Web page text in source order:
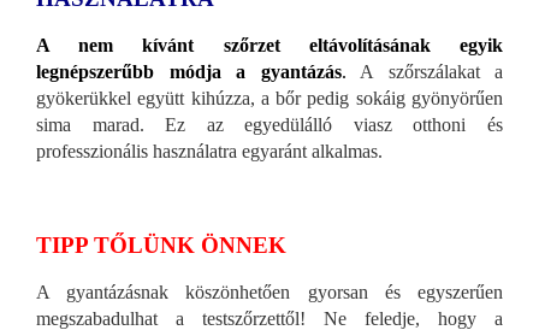
A nem kívánt szőrzet eltávolításának egyik
legnépszerűbb módja a gyantázás. A szőrszálakat a
gyökerükkel együtt kihúzza, a bőr pedig sokáig gyönyörűen
sima marad. Ez az egyedülálló viasz otthoni és
professzionális használatra egyaránt alkalmas.
TIPP TŐLÜNK ÖNNEK
A gyantázásnak köszönhetően gyorsan és egyszerűen
megszabadulhat a testszőrzettől! Ne feledje, hogy a